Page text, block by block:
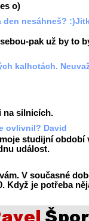
o)
den nesáhneš?
pak už by to
kalhotách.
na silnicích.
ovlivnil? David
studijní období
událost.
V současné
Když je potřeba